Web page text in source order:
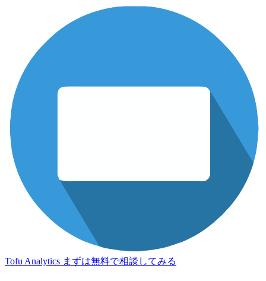
Tofu Analytics まずは無料で相談してみる